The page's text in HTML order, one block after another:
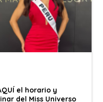
el horario y
del Miss Universo